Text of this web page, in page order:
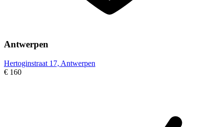
Antwerpen
Hertoginstraat 17, Antwerpen
€ 160